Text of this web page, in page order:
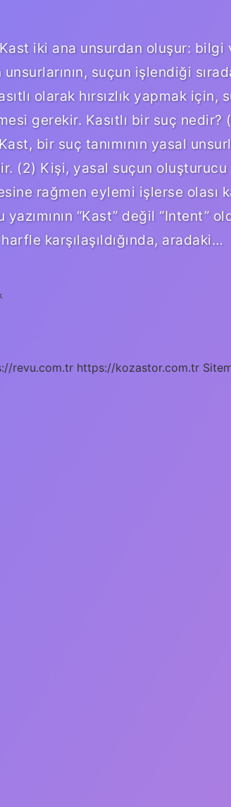
iki ana unsurdan oluşur: bilgi
suçun işlendiği
olarak hırsızlık yapmak için,
gerekir. Kasıtlı bir suç nedir?
bir suç tanımının yasal
(2) Kişi, yasal suçun oluşturucu
rağmen eylemi işlerse olası
“Kast” değil “Intent”
karşılaşıldığında, aradaki…
revu.com.tr https://kozastor.com.tr